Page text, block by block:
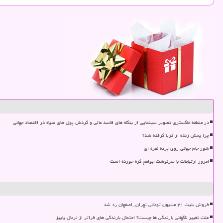
در منطقه خاکستری تصویر سینمایی از بنگاه های فاسد مالی و گردش پول های سیاه در اقتصاد جهانی
چرا پخش زنده از ثریا گرفته شد؟
شور جام جهانی روی پرده نقره ای
امروز ارتباطات با سرنوشت جوامع گره خورده است
فروش بلیت ۲۱ میلیون تومانی تهران_اصفهان رد شد
علت تغییر ناگهانی بارندگی ها چیست؟ احتمال بارندگی های فراتر از نرمال پاییز